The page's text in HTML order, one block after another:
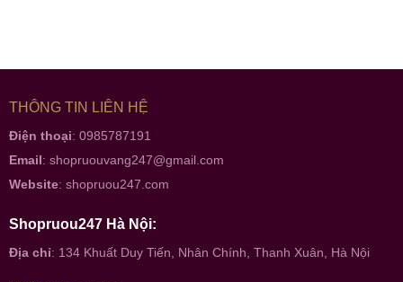
THÔNG TIN LIÊN HỆ
Điện thoại: 0985787191
Email: shopruouvang247@gmail.com
Website: shopruou247.com
Shopruou247 Hà Nội:
Địa chỉ: 134 Khuất Duy Tiến, Nhân Chính, Thanh Xuân, Hà Nội